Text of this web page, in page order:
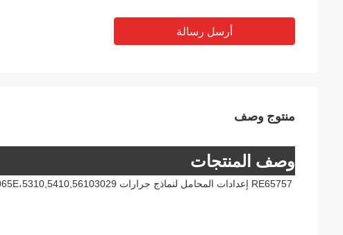
أرسل رسالة
منتوج وصف
وصف المنتجات
RE65757 إعدادات المحامل لنماذج جرارات JD:804,854,904،5045E،5050E،5065E،5310,5410,56103029 المحرك